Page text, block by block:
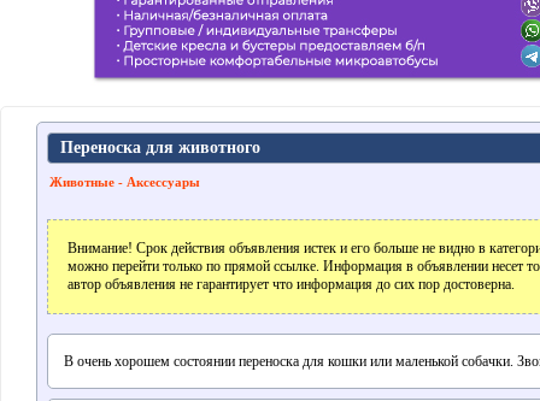
Переноска для животного
Животные - Аксессуары
Внимание! Срок действия объявления истек и его больше не видно в
можно перейти только по прямой ссылке. Информация в объявлении несет
автор объявления не гарантирует что информация до сих пор достоверна.
В очень хорошем состоянии переноска для кошки или маленькой собачки.